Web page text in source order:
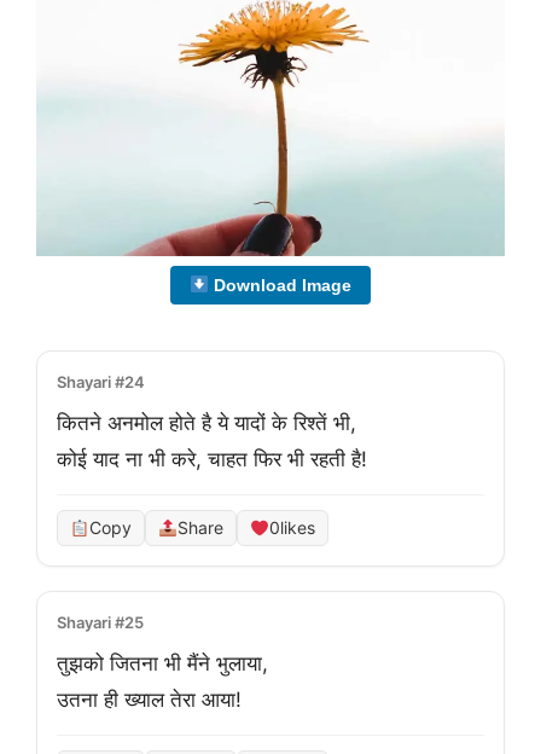
Download Image
Shayari #24
कितने अनमोल होते है ये यादों के रिश्तें भी,
कोई याद ना भी करे, चाहत फिर भी रहती है!
Copy Share 0likes
Shayari #25
तुझको जितना भी मैंने भुलाया,
उतना ही ख्याल तेरा आया!